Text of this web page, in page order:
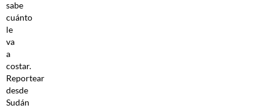
sabe
cuánto
le
va
a
costar.
Reportear
desde
Sudán